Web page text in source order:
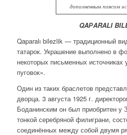
дополненным поясом
QAРARALI
Qaparalı bilezlik — традиционный
татарок. Украшение выполнено в
некоторых письменных
пуговок».
Один из таких браслетов
дворца. 3 августа 1925 г.
Боданинским он был приобритен у
тонкой серебряной филиграни,
соединённых между собой двумя